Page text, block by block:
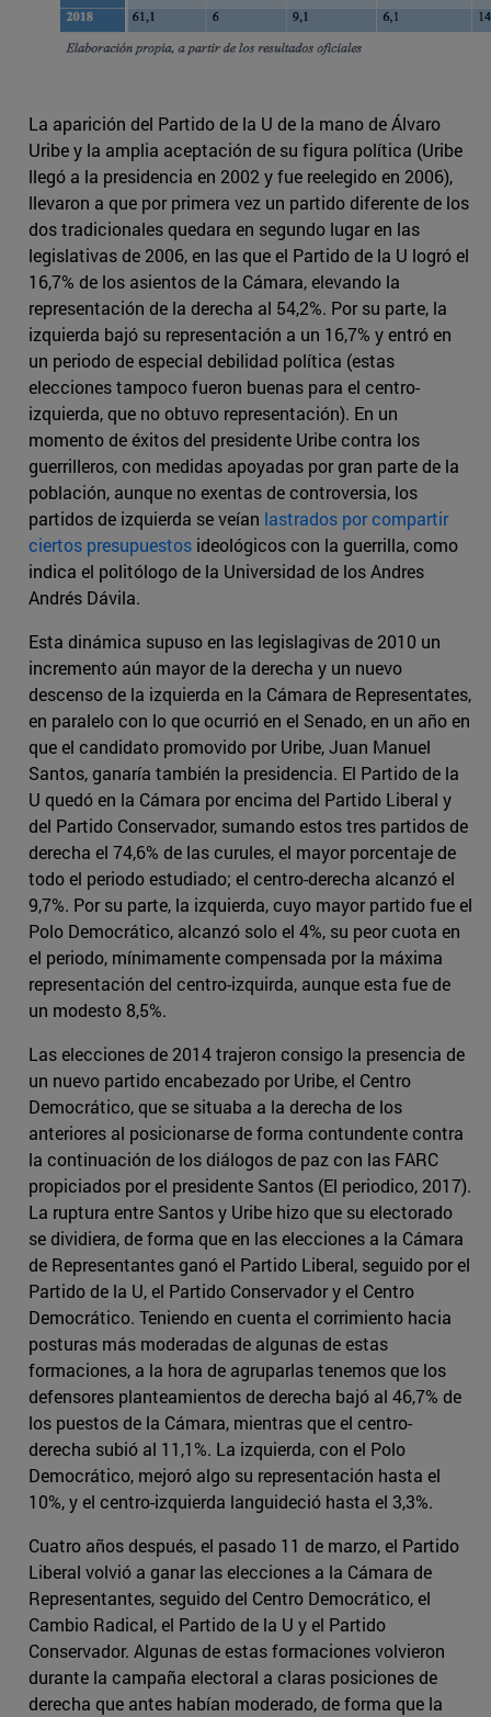
La aparición del Partido de la U de la mano de Álvaro
Uribe y la amplia aceptación de su figura política (Uribe
llegó a la presidencia en 2002 y fue reelegido en 2006),
llevaron a que por primera vez un partido diferente de los
dos tradicionales quedara en segundo lugar en las
legislativas de 2006, en las que el Partido de la U logró el
16,7% de los asientos de la Cámara, elevando la
representación de la derecha al 54,2%. Por su parte, la
izquierda bajó su representación a un 16,7% y entró en
un periodo de especial debilidad política (estas
elecciones tampoco fueron buenas para el centro-
izquierda, que no obtuvo representación). En un
momento de éxitos del presidente Uribe contra los
guerrilleros, con medidas apoyadas por gran parte de la
población, aunque no exentas de controversia, los
partidos de izquierda se veían lastrados por compartir
ciertos presupuestos ideológicos con la guerrilla, como
indica el politólogo de la Universidad de los Andres
Andrés Dávila.
Esta dinámica supuso en las legislagivas de 2010 un
incremento aún mayor de la derecha y un nuevo
descenso de la izquierda en la Cámara de Representates,
en paralelo con lo que ocurrió en el Senado, en un año en
que el candidato promovido por Uribe, Juan Manuel
Santos, ganaría también la presidencia. El Partido de la
U quedó en la Cámara por encima del Partido Liberal y
del Partido Conservador, sumando estos tres partidos de
derecha el 74,6% de las curules, el mayor porcentaje de
todo el periodo estudiado; el centro-derecha alcanzó el
9,7%. Por su parte, la izquierda, cuyo mayor partido fue el
Polo Democrático, alcanzó solo el 4%, su peor cuota en
el periodo, mínimamente compensada por la máxima
representación del centro-izquirda, aunque esta fue de
un modesto 8,5%.
Las elecciones de 2014 trajeron consigo la presencia de
un nuevo partido encabezado por Uribe, el Centro
Democrático, que se situaba a la derecha de los
anteriores al posicionarse de forma contundente contra
la continuación de los diálogos de paz con las FARC
propiciados por el presidente Santos (El periodico, 2017).
La ruptura entre Santos y Uribe hizo que su electorado
se dividiera, de forma que en las elecciones a la Cámara
de Representantes ganó el Partido Liberal, seguido por el
Partido de la U, el Partido Conservador y el Centro
Democrático. Teniendo en cuenta el corrimiento hacia
posturas más moderadas de algunas de estas
formaciones, a la hora de agruparlas tenemos que los
defensores planteamientos de derecha bajó al 46,7% de
los puestos de la Cámara, mientras que el centro-
derecha subió al 11,1%. La izquierda, con el Polo
Democrático, mejoró algo su representación hasta el
10%, y el centro-izquierda languideció hasta el 3,3%.
Cuatro años después, el pasado 11 de marzo, el Partido
Liberal volvió a ganar las elecciones a la Cámara de
Representantes, seguido del Centro Democrático, el
Cambio Radical, el Partido de la U y el Partido
Conservador. Algunas de estas formaciones volvieron
durante la campaña electoral a claras posiciones de
derecha que antes habían moderado, de forma que la